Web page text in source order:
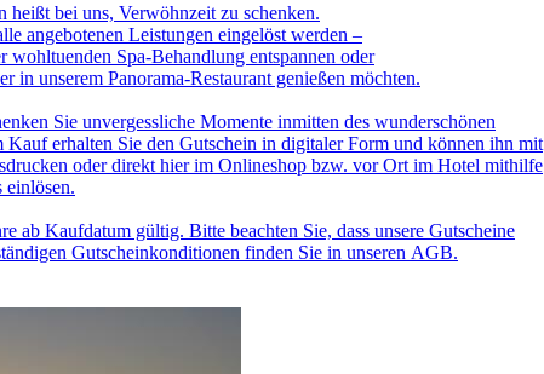
heißt bei uns, Verwöhnzeit zu schenken.
angebotenen Leistungen eingelöst werden –
wohltuenden Spa-Behandlung entspannen oder
in unserem Panorama-Restaurant genießen möchten.
Sie unvergessliche Momente inmitten des wunderschönen
Kauf erhalten Sie den Gutschein in digitaler Form und können ihn mit
oder direkt hier im Onlineshop bzw. vor Ort im Hotel mithilfe
einlösen.
ab Kaufdatum gültig. Bitte beachten Sie, dass unsere Gutscheine
Gutscheinkonditionen finden Sie in unseren AGB.